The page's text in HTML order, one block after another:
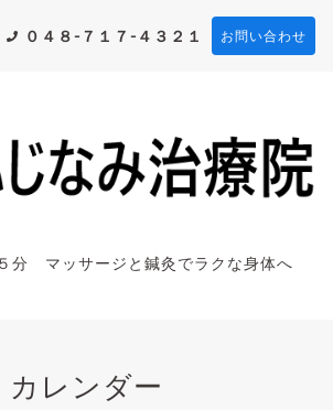
０４８-７１７-４３２１ お問い合わせ
分 マッサージと鍼灸でラクな身体へ
カレンダー